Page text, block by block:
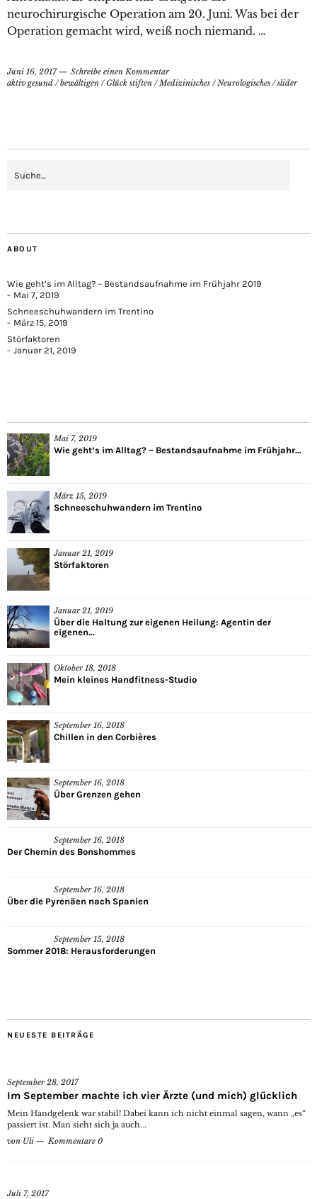
neurochirurgische Operation am 20. Juni. Was bei der
Operation gemacht wird, weiß noch niemand. …
Juni 16, 2017
Schreibe einen Kommentar
aktiv gesund /bewältigen /Glück stiften / Medizinisches / Neurologisches /slider
ABOUT
Wie geht’s im Alltag? – Bestandsaufnahme im Frühjahr 2019
Mai 7, 2019
Schneeschuhwandern im Trentino
März 15, 2019
Störfaktoren
Januar 21, 2019
Mai 7, 2019
Wie geht’s im Alltag? – Bestandsaufnahme im Frühjahr...
März 15, 2019
Schneeschuhwandern im Trentino
Januar 21, 2019
Störfaktoren
Januar 21, 2019
Über die Haltung zur eigenen Heilung: Agentin der
eigenen...
Oktober 18, 2018
Mein kleines Handfitness-Studio
September 16, 2018
Chillen in den Corbières
September 16, 2018
Über Grenzen gehen
September 16, 2018
Der Chemin des Bonshommes
September 16, 2018
Über die Pyrenäen nach Spanien
September 15, 2018
Sommer 2018: Herausforderungen
NEUESTE BEITRÄGE
September 28, 2017
Im September machte ich vier Ärzte (und mich) glücklich
Mein Handgelenk war stabil! Dabei kann ich nicht einmal sagen, wann „es“
passiert ist. Man sieht sich ja auch...
von Uli Kommentare 0
Juli 7, 2017